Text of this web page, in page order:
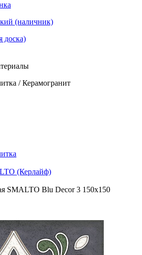
(наличник)
доска)
/ Керамогранит
(Керлайф)
SMALTO Blu Decor 3 150x150